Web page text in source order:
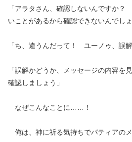
「アラタさん、確認しないんですか
いことがあるから確認できないんでしょ
「ち、違うんだって！ ユーノゥ、誤解
「誤解かどうか、メッセージの内容を
確認しましょう」
なぜこんなことに……！
俺は、神に祈る気持ちでパティアのメ